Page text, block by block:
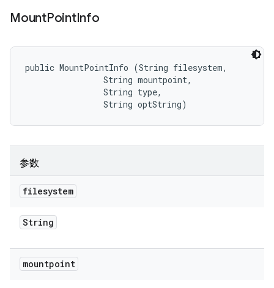
MountPointInfo
public MountPointInfo (String filesystem,
                String mountpoint,
                String type,
                String optString)
参数
filesystem
String
mountpoint